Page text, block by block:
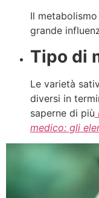
Il
grande
Tipo di
Le varietà
diversi in
saperne di più
medico: gli